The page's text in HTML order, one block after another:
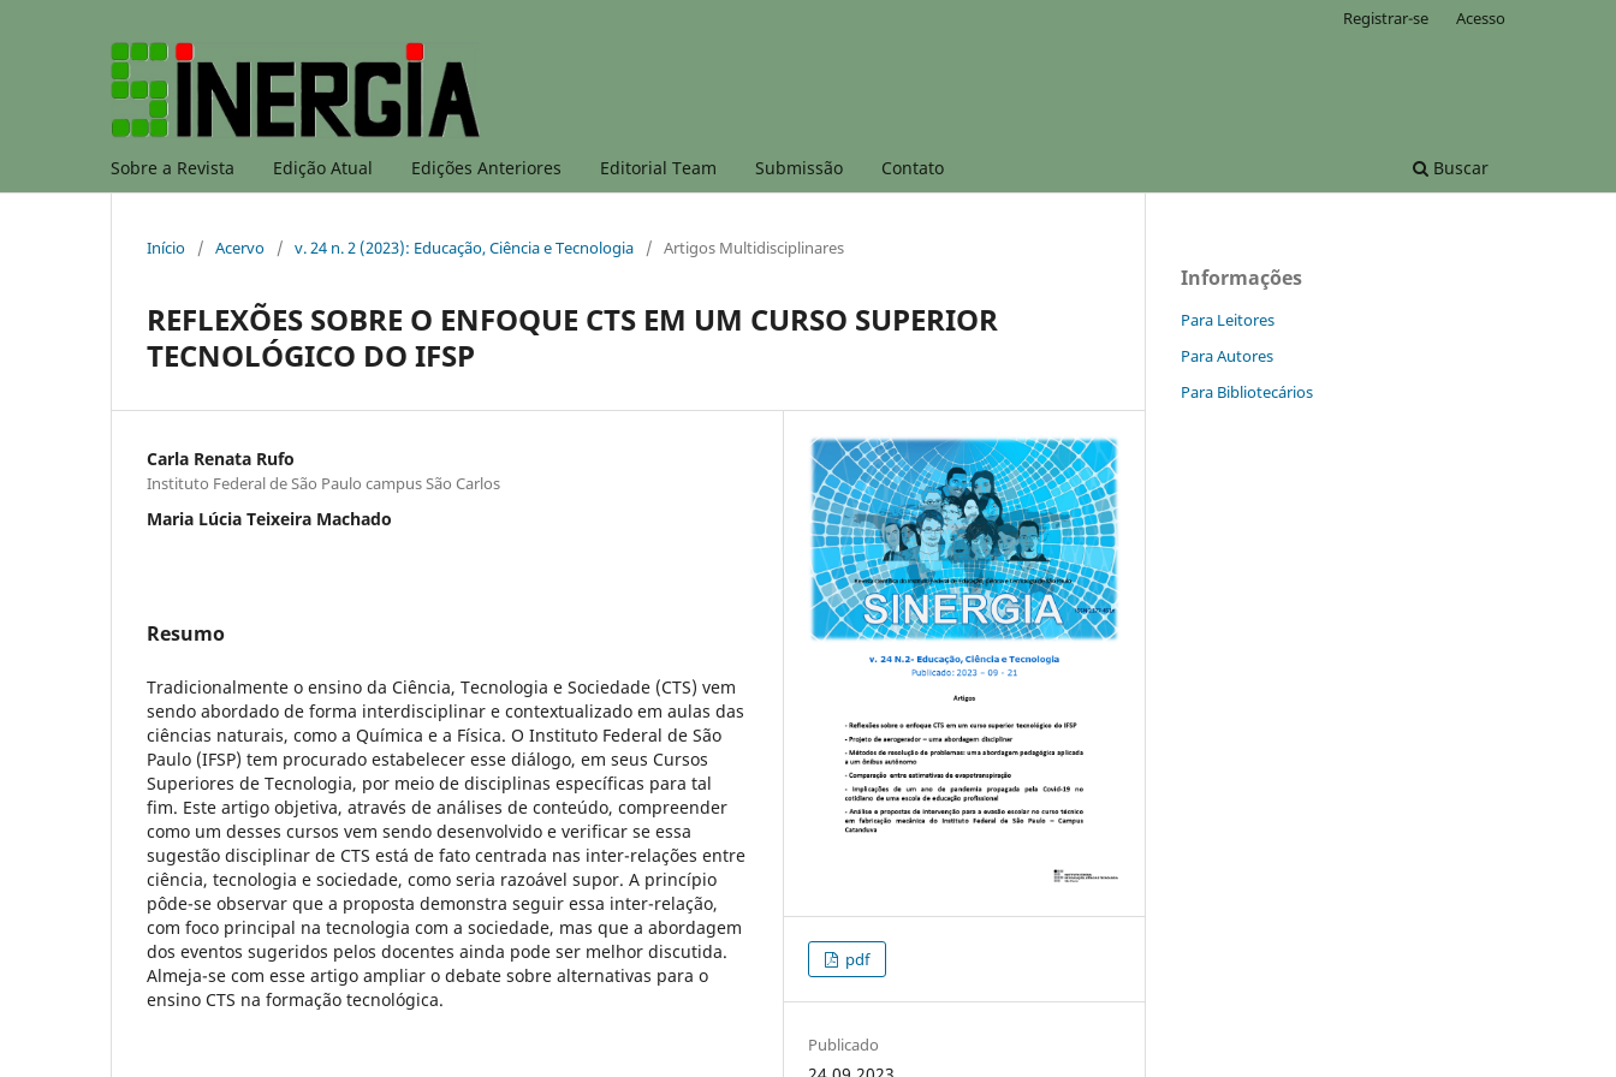
Sobre a Revista Edição Atual Edições Anteriores Editorial Team Submissão Contato Buscar
Registrar-se Acesso
Início / Acervo / v. 24 n. 2 (2023): Educação, Ciência e Tecnologia / Artigos Multidisciplinares
REFLEXÕES SOBRE O ENFOQUE CTS EM UM CURSO SUPERIOR
TECNOLÓGICO DO IFSP
Carla Renata Rufo
Instituto Federal de São Paulo campus São Carlos
Maria Lúcia Teixeira Machado
Resumo
Tradicionalmente o ensino da Ciência, Tecnologia e Sociedade (CTS) vem
sendo abordado de forma interdisciplinar e contextualizado em aulas das
ciências naturais, como a Química e a Física. O Instituto Federal de São
Paulo (IFSP) tem procurado estabelecer esse diálogo, em seus Cursos
Superiores de Tecnologia, por meio de disciplinas específicas para tal
fim. Este artigo objetiva, através de análises de conteúdo, compreender
como um desses cursos vem sendo desenvolvido e verificar se essa
sugestão disciplinar de CTS está de fato centrada nas inter-relações entre
ciência, tecnologia e sociedade, como seria razoável supor. A princípio
pôde-se observar que a proposta demonstra seguir essa inter-relação,
com foco principal na tecnologia com a sociedade, mas que a abordagem
dos eventos sugeridos pelos docentes ainda pode ser melhor discutida.
Almeja-se com esse artigo ampliar o debate sobre alternativas para o
ensino CTS na formação tecnológica.
pdf
Publicado
Informações
Para Leitores
Para Autores
Para Bibliotecários